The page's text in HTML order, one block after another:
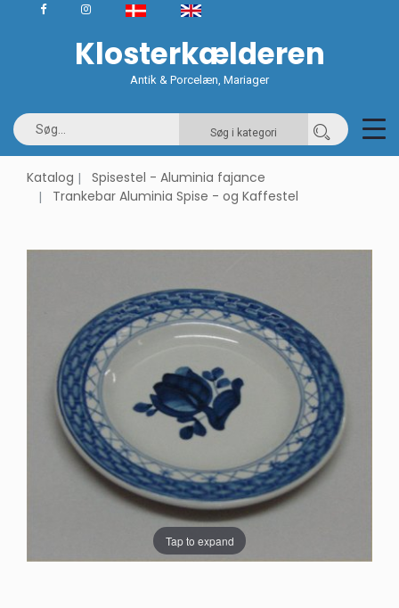
Klosterkælderen
Antik & Porcelæn, Mariager
Søg i kategori
Katalog
Spisestel - Aluminia fajance
Trankebar Aluminia Spise - og Kaffestel
Tap to expand